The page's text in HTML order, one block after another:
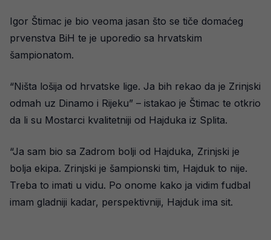
Igor Štimac je bio veoma jasan što se tiče domaćeg
prvenstva BiH te je uporedio sa hrvatskim
šampionatom.
“Ništa lošija od hrvatske lige. Ja bih rekao da je Zrinjski
odmah uz Dinamo i Rijeku” – istakao je Štimac te otkrio
da li su Mostarci kvalitetniji od Hajduka iz Splita.
“Ja sam bio sa Zadrom bolji od Hajduka, Zrinjski je
bolja ekipa. Zrinjski je šampionski tim, Hajduk to nije.
Treba to imati u vidu. Po onome kako ja vidim fudbal
imam gladniji kadar, perspektivniji, Hajduk ima sit.